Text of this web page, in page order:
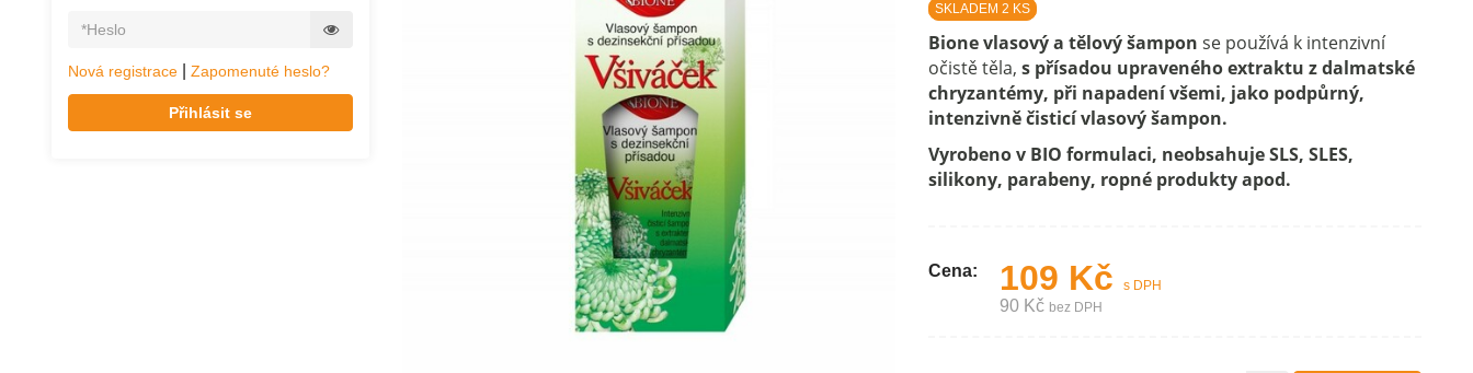
Nová registrace Zapomenuté heslo?
Přihlásit se
SKLADEM 2 KS
Bione vlasový a tělový šampon se používá k intenzivní
očistě těla, s přísadou upraveného extraktu z dalmatské
chryzantémy, při napadení všemi, jako podpůrný,
intenzivně čisticí vlasový šampon.
Vyrobeno v BIO formulaci, neobsahuje SLS, SLES,
silikony, parabeny, ropné produkty apod.
Cena: 109 Kč s DPH
90 Kč bez DPH